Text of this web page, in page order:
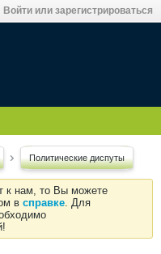
Войти или зарегистрироваться
Политические диспуты
к нам, то Вы можете
в справке. Для